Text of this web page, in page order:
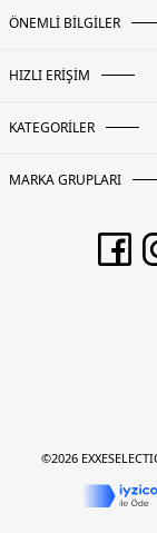
ÖNEMLİ BİLGİLER
HIZLI ERİŞİM
KATEGORİLER
MARKA GRUPLARI
©2026